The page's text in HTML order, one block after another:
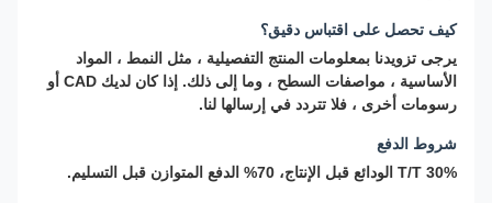
كيف تحصل على اقتباس دقيق؟
يرجى تزويدنا بمعلومات المنتج التفصيلية ، مثل النمط ، المواد
الأساسية ، مواصفات السطح ، وما إلى ذلك. إذا كان لديك CAD أو
رسومات أخرى ، فلا تتردد في إرسالها لنا.
شروط الدفع
T/T 30% الودائع قبل الإنتاج، 70% الدفع المتوازن قبل التسليم.